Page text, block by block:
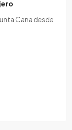
Cana desde